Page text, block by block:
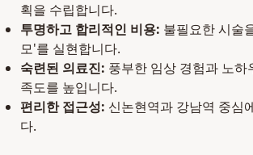
획을 수립합니다.
투명하고 합리적인 비용: 불필요한 시술
모'를 실현합니다.
숙련된 의료진: 풍부한 임상 경험과 노
족도를 높입니다.
편리한 접근성: 신논현역과 강남역 중심
다.